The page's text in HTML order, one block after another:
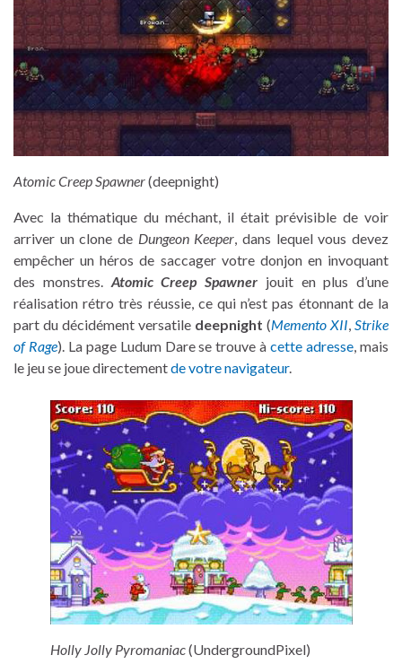
Atomic Creep Spawner(deepnight)
Avec la thématique du méchant, il était prévisible de voir
arriver un clone de Dungeon Keeper , dans lequel vous devez
empêcher un héros de saccager votre donjon en invoquant
des monstres. Atomic Creep Spawner jouit en plus d’une
réalisation rétro très réussie, ce qui n’est pas étonnant de la
part du décidément versatile deepnight (Memento XII Strike
of Rage). La page Ludum Dare se trouve àcette adresse , mais
le jeu se joue directementde votre navigateur.
Holly Jolly Pyromaniac(UndergroundPixel)